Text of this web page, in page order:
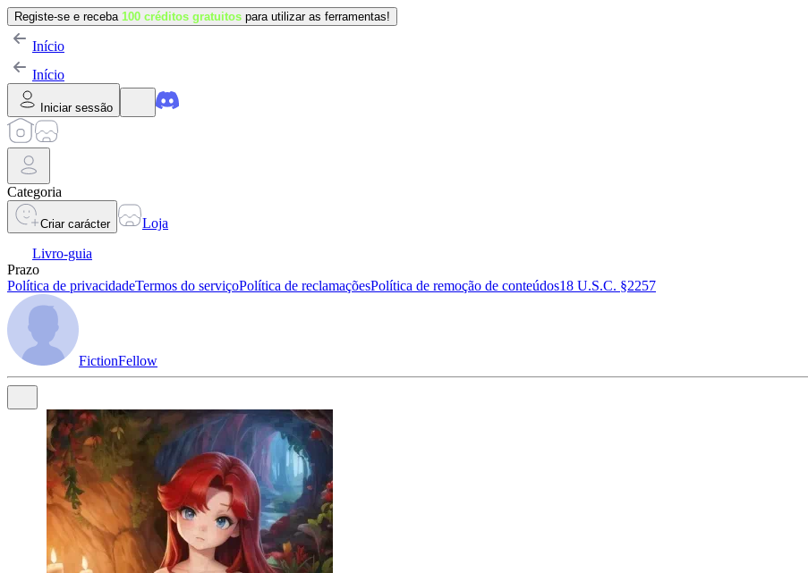
Registe-se e receba 100 créditos gratuitos para utilizar as ferramentas!
Início
Início
Iniciar sessão
Categoria
Criar carácter
Loja
Livro-guia
Prazo
Política de privacidadeTermos do serviçoPolítica de reclamaçõesPolítica de remoção de conteúdos18 U.S.C. §2257
FictionFellow